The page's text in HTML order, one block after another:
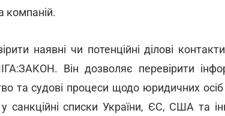
компаній.
наявні чи потенційні ділові
Він дозволяє перевірити
та судові процеси щодо юридичних
санкційні списки України, ЄС, США та